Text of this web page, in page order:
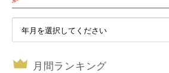
月間ランキング